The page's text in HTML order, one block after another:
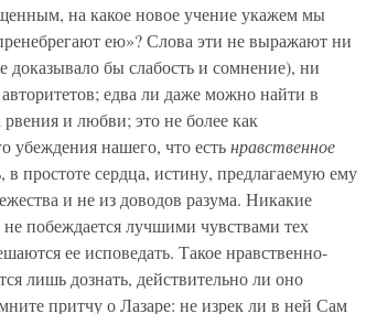
на какое новое учение укажем мы
ею»? Слова эти не выражают ни
доказывало бы слабость и сомнение), ни
едва ли даже можно найти в
и любви; это не более как
убеждения нашего, что естьнравственное
простоте сердца, истину, предлагаемую ему
и не из доводов разума. Никакие
не побеждается лучшими чувствами тех
ее исповедать. Такое нравственно-
лишь дознать, действительно ли оно
притчу о Лазаре: не изрек ли в ней Сам